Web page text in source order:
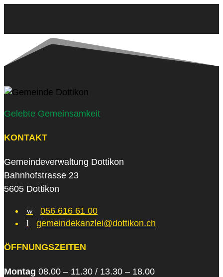
Gelebte Gemeinsamkeit
KONTAKT
Gemeindeverwaltung Dottikon
Bahnhofstrasse 23
5605 Dottikon
w
056 616 61 00
l
gemeindekanzlei@dottikon.ch
ÖFFNUNGSZEITEN
Montag 08.00 – 11.30 / 13.30 – 18.00